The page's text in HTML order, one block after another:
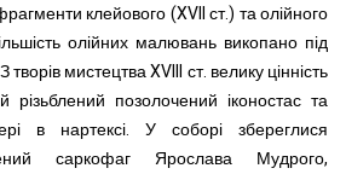
нти клейового (XVII ст.) та олійного
олійних малювань викопано під
творів мистецтва XVIII ст. велику цінність
різьблений позолочений іконостас та
в нартексі.
У соборі збереглися
саркофаг Ярослава Мудрого,